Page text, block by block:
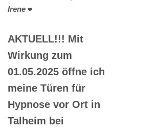
Irene ❤️
AKTUELL!!! Mit
Wirkung zum
01.05.2025 öffne ich
meine Türen für
Hypnose vor Ort in
Talheim bei